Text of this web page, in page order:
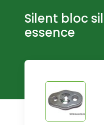
Silent bloc
essence